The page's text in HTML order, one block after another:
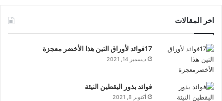
اخر المقالات
17فوائد لأوراق التين هذا الأخضر معجزة
ديسمبر 14, 2021
فوائد بذور اليقطين النيئة
أكتوبر 8, 2021